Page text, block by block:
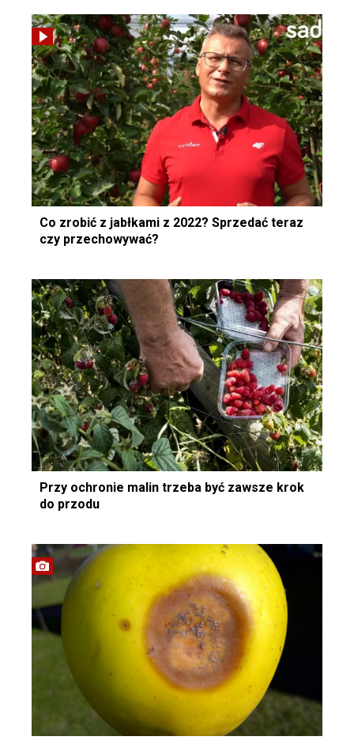
Co zrobić z jabłkami z 2022? Sprzedać teraz
czy przechowywać?
Przy ochronie malin trzeba być zawsze krok
do przodu